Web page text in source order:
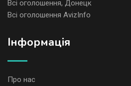
Всі оголошення, Донецк
Всі оголошення AvizInfo
Iнформація
Про нас